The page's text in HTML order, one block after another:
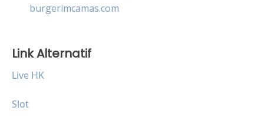
burgerimcamas.com
Link Alternatif
Live HK
Slot